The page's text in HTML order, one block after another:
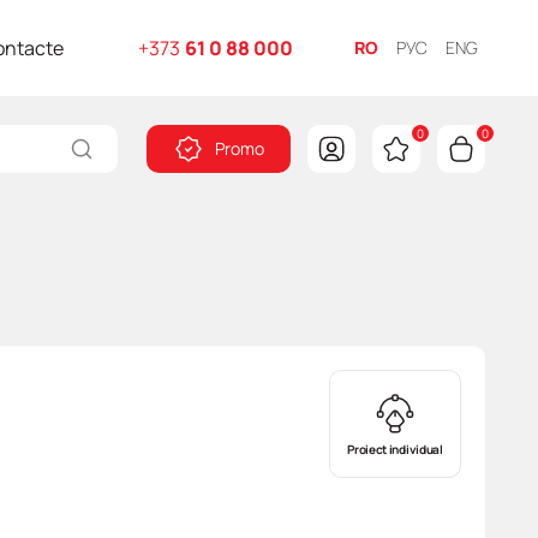
+373 61 0 88 000 RO РУС ENG
Promo
0 0
Proiect individual